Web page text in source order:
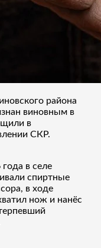
района
виновным в
в
СКР.
в селе
спиртные
в ходе
нож и нанёс